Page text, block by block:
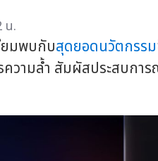
น.
ยมพบกับสุดยอดนวัตกรรม
วามล้ำ สัมผัสประสบกา